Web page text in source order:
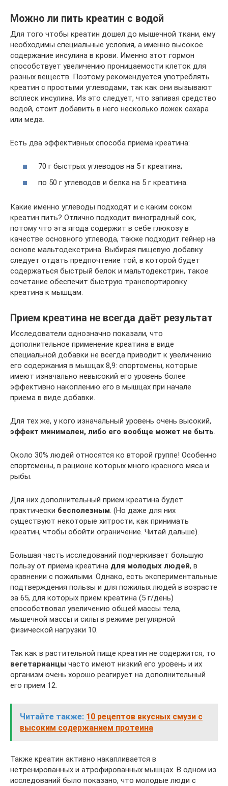
Можно ли пить креатин с водой
Для того чтобы креатин дошел до мышечной ткани, ему
необходимы специальные условия, а именно высокое
содержание инсулина в крови. Именно этот гормон
способствует увеличению проницаемости клеток для
разных веществ. Поэтому рекомендуется употреблять
креатин с простыми углеводами, так как они вызывают
всплеск инсулина. Из это следует, что запивая средство
водой, стоит добавить в него несколько ложек сахара
или меда.
Есть два эффективных способа приема креатина:
70 г быстрых углеводов на 5 г креатина;
по 50 г углеводов и белка на 5 г креатина.
Какие именно углеводы подходят и с каким соком
креатин пить? Отлично подходит виноградный сок,
потому что эта ягода содержит в себе глюкозу в
качестве основного углевода, также подходит гейнер на
основе мальтодекстрина. Выбирая пищевую добавку
следует отдать предпочтение той, в которой будет
содержаться быстрый белок и мальтодекстрин, такое
сочетание обеспечит быструю транспортировку
креатина к мышцам.
Прием креатина не всегда даёт результат
Исследователи однозначно показали, что
дополнительное применение креатина в виде
специальной добавки не всегда приводит к увеличению
его содержания в мышцах 8,9: спортсмены, которые
имеют изначально невысокий его уровень более
эффективно накоплению его в мышцах при начале
приема в виде добавки.
Для тех же, у кого изначальный уровень очень высокий,
эффект минимален, либо его вообще может не быть.
Около 30% людей относятся ко второй группе! Особенно
спортсмены, в рационе которых много красного мяса и
рыбы.
Для них дополнительный прием креатина будет
практически бесполезным. (Но даже для них
существуют некоторые хитрости, как принимать
креатин, чтобы обойти ограничение. Читай дальше).
Большая часть исследований подчеркивает большую
пользу от приема креатина для молодых людей, в
сравнении с пожилыми. Однако, есть экспериментальные
подтверждения пользы и для пожилых людей в возрасте
за 65, для которых прием креатина (5 г/день)
способствовал увеличению общей массы тела,
мышечной массы и силы в режиме регулярной
физической нагрузки 10.
Так как в растительной пище креатин не содержится, то
вегетарианцы часто имеют низкий его уровень и их
организм очень хорошо реагирует на дополнительный
его прием 12.
Читайте также: 10 рецептов вкусных смузи с
высоким содержанием протеина
Также креатин активно накапливается в
нетренированных и атрофированных мышцах. В одном из
исследований было показано, что молодые люди с